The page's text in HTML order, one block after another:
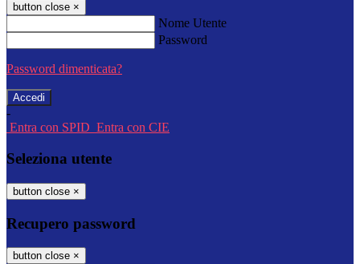
button close ×
Nome Utente
Password
Password dimenticata?
-
Entra con SPID Entra con CIE
Seleziona utente
button close ×
Recupero password
button close ×